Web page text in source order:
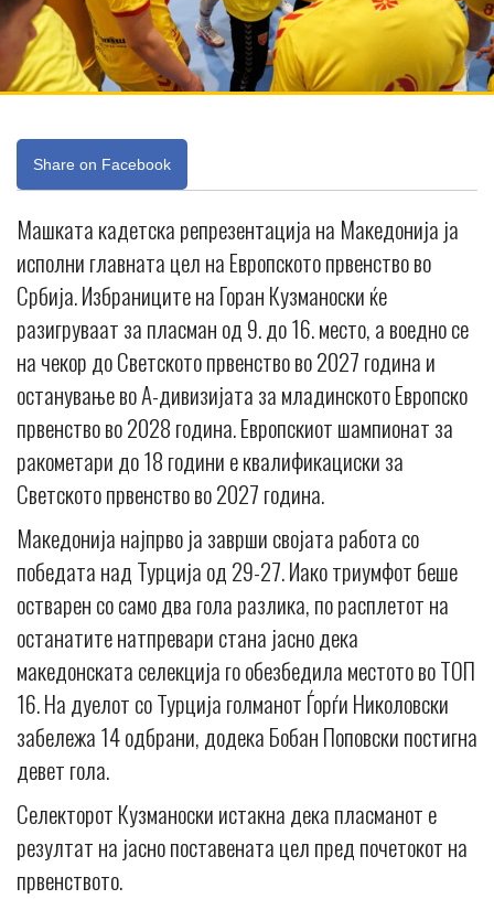
Share on Facebook
Машката кадетска репрезентација на Македонија ја
исполни главната цел на Европското првенство во
Србија. Избраниците на Горан Кузманоски ќе
разигруваат за пласман од 9. до 16. место, а воедно се
на чекор до Светското првенство во 2027 година и
останување во А-дивизијата за младинското Европско
првенство во 2028 година. Европскиот шампионат за
ракометари до 18 години е квалификациски за
Светското првенство во 2027 година.
Македонија најпрво ја заврши својата работа со
победата над Турција од 29-27. Иако триумфот беше
остварен со само два гола разлика, по расплетот на
останатите натпревари стана јасно дека
македонската селекција го обезбедила местото во ТОП
16. На дуелот со Турција голманот Ѓорѓи Николовски
забележа 14 одбрани, додека Бобан Поповски постигна
девет гола.
Селекторот Кузманоски истакна дека пласманот е
резултат на јасно поставената цел пред почетокот на
првенството.